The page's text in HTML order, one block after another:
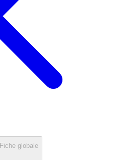
Fiche globale